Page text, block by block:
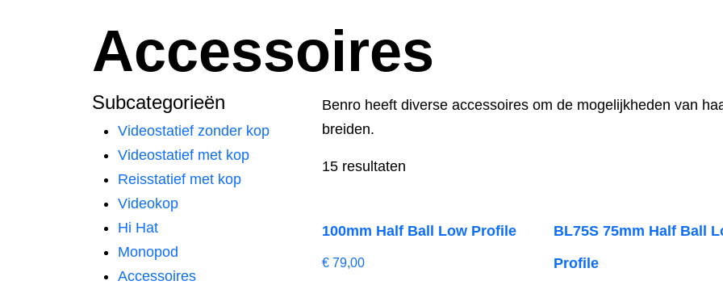
Accessoires
Subcategorieën
Videostatief zonder kop
Videostatief met kop
Reisstatief met kop
Videokop
Hi Hat
Monopod
Accessoires
Benro heeft diverse accessoires om de mogelijkheden van
breiden.
15 resultaten
100mm Half Ball Low Profile
€ 79,00
BL75S 75mm Half Ball
Profile